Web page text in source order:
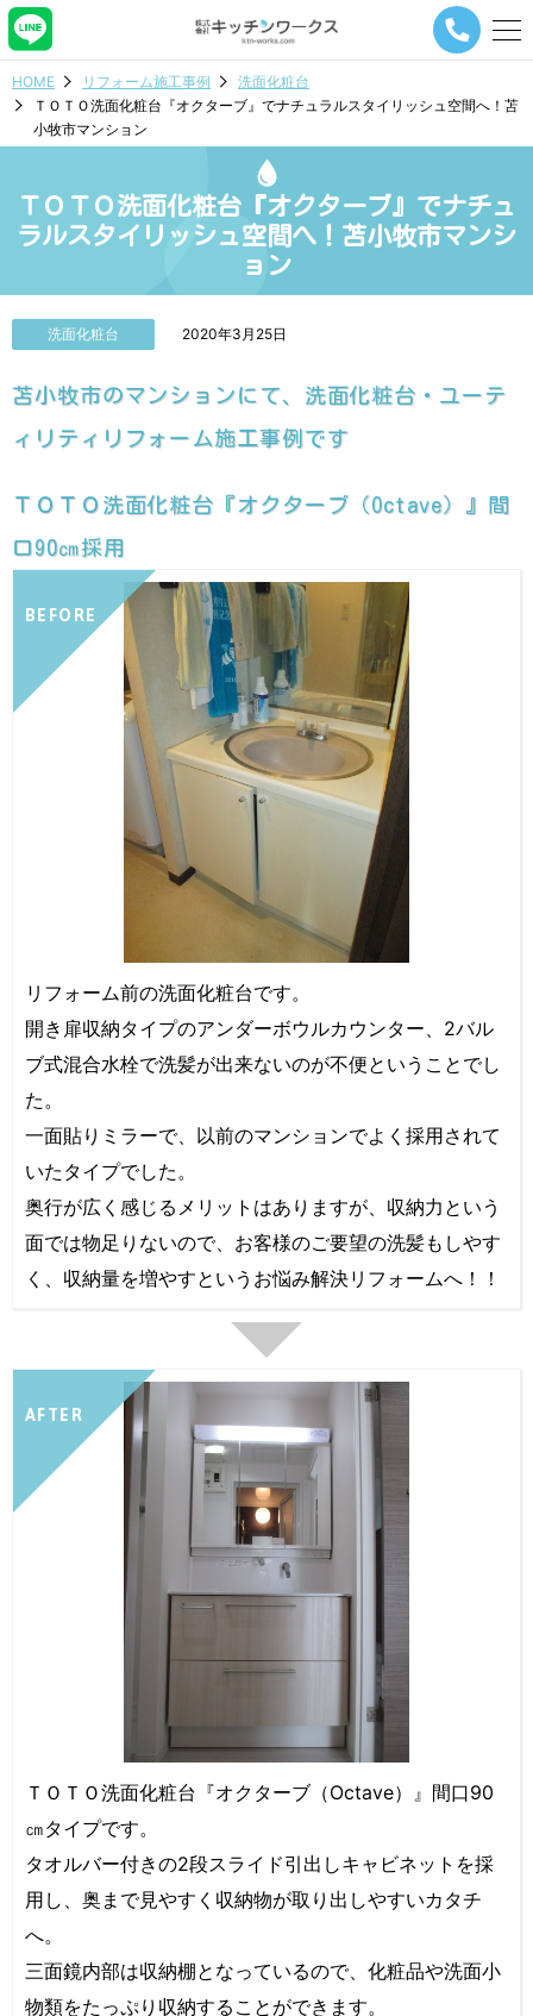
メ
ー
ビ
シ
ョ
タ
HOME リフォーム施工事例
洗面化粧台
ＴＯＴＯ洗面化粧台『オクターブ』でナチュラルスタイリッシュ空間へ！苫
小牧市マンション
ＴＯＴＯ洗面化粧台『オクターブ』でナチュ
ラルスタイリッシュ空間へ！苫小牧市マンシ
ョン
洗面化粧台 2020年3月25日
苫小牧市のマンションにて、洗面化粧台・ユーテ
ィリティリフォーム施工事例です
ＴＯＴＯ洗面化粧台『オクターブ（Octave）』間
口90㎝採用
BEFORE
リフォーム前の洗面化粧台です。
開き扉収納タイプのアンダーボウルカウンター、2バル
ブ式混合水栓で洗髪が出来ないのが不便ということでし
た。
一面貼りミラーで、以前のマンションでよく採用されて
いたタイプでした。
奥行が広く感じるメリットはありますが、収納力という
面では物足りないので、お客様のご要望の洗髪もしやす
く、収納量を増やすというお悩み解決リフォームへ！！
AFTER
ＴＯＴＯ洗面化粧台『オクターブ（Octave）』間口90
㎝タイプです。
タオルバー付きの2段スライド引出しキャビネットを採
用し、奥まで見やすく収納物が取り出しやすいカタチ
へ。
三面鏡内部は収納棚となっているので、化粧品や洗面小
物類をたっぷり収納することができます。